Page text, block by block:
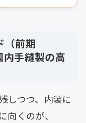
（前期
手縫製の高
しつつ、内装に
向くのが、